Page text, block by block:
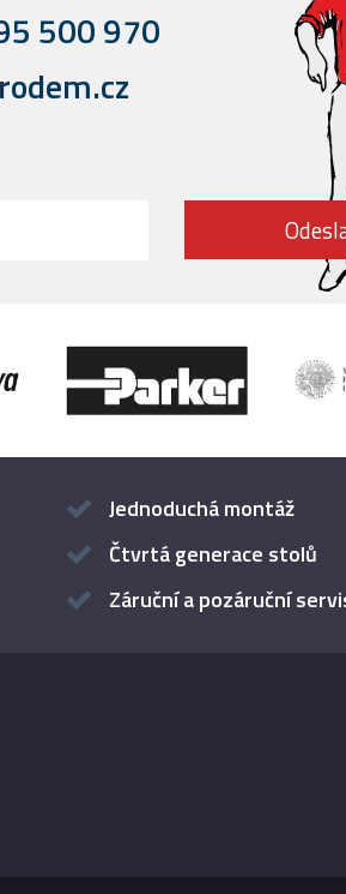
500 970
Jednoduchá montáž
Čtvrtá generace stolů
Záruční a pozáruční